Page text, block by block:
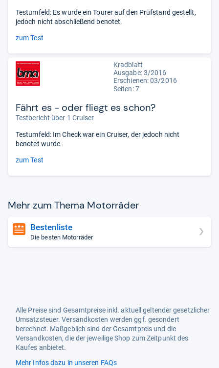
Testumfeld: Es wurde ein Tourer auf den Prüfstand gestellt,
jedoch nicht abschließend benotet.
zum Test
Kradblatt
Ausgabe: 3/2016
Erschienen: 03/2016
Seiten: 7
Fährt es - oder fliegt es schon?
Testbericht über 1 Cruiser
Testumfeld: Im Check war ein Cruiser, der jedoch nicht
benotet wurde.
zum Test
Mehr zum Thema Motor­rä­der
Bestenliste
Die besten Motorräder
Alle Preise sind Gesamtpreise inkl. aktuell geltender gesetzlicher
Umsatzsteuer. Versandkosten werden ggf. gesondert
berechnet. Maßgeblich sind der Gesamtpreis und die
Versandkosten, die der jeweilige Shop zum Zeitpunkt des
Kaufes anbietet.
Mehr Infos dazu in unseren FAQs